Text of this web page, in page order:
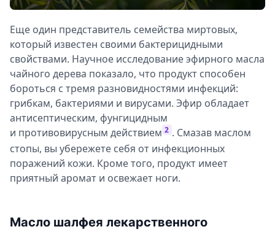
Еще один представитель семейства миртовых,
который известен своими бактерицидными
свойствами. Научное исследование эфирного масла
чайного дерева показало, что продукт способен
бороться с тремя разновидностями инфекций:
грибкам, бактериями и вирусами. Эфир обладает
антисептическим, фунгицидным
и противовирусным действием 2 . Смазав маслом
стопы, вы убережете себя от инфекционных
поражений кожи. Кроме того, продукт имеет
приятный аромат и освежает ноги.
Масло шалфея лекарственного